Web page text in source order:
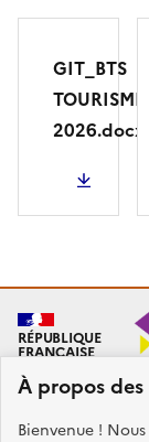
À propos
Bienvenue !
GIT_BTS
TOURISME
2026.docx
32.54 Ko
RÉPUBLIQUE
FRANÇAISE
SIEC - Maison